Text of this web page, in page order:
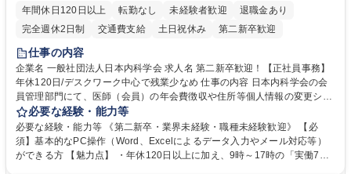
年間休日120日以上
転勤なし 未経験者歓迎
退職金あり
完全週休2日制
交通費支給 土日祝休み 第二新卒歓迎
仕事の内容
企業名 一般社団法人日本内科学会 求人名 第二新卒歓迎！【正社員事務】
年休120日/デスクワーク中心で残業少なめ 仕事の内容 日本内科学会の会
員管理部門にて、医師（会員）の年会費徴収や住所等個人情報の変更シス
テム入力、電話・FAX対応をお任せします。将来的には、各種委員会の運
営事務局業務などにも幅広く携わっていただきます。 【会員管理・データ
入力業務】 ・医師（会員）の住所変更、個人情報のシステム登録・更新
・年会費の徴収管理や入金データの照合確認 【問い合わせ対応】 ・会員
必要な経験・能力等
必要な経験・能力等 《第二新卒・業界未経験・職種未経験歓迎》 【必
須】基本的なPC操作（Word、Excelによるデータ入力やメール対応等）
ができる方 【魅力点】 ・年休120日以上に加え、9時～17時の「実働7時